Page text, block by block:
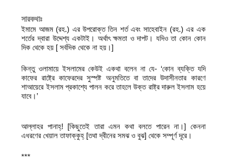
সারকথাঃ
ইমামে আজম (রহ.) এর উপরোক্ত তিন শর্ত এবং সাহেবাইন (রহ.) এর এক
শর্তের দ্বারা উদ্দেশ্য একটাই। অর্থাৎ ক্ষমতা ও দাপট। যদিও তা কোন কোন
দিক থেকে হয় [ সর্বদিক থেকে না হয়।]
কিন্তু ওলামায়ে ইসলামের কেউই একথা বলেন না যে- ‘কোন ব্যক্তি যদি
কাফের রাষ্ট্রে কাফেরদের সুস্পষ্ট অনুমতিতে বা তাদের উদাসীনতার কারণে
শাআয়েরে ইসলাম প্রকাশ্যে পালন করে তাহলে উক্ত রাষ্ট্র দারুল ইসলাম হয়ে
যাবে।’
আল্লাহর পানাহ্! [কিছুতেই তারা এমন কথা বলতে পারেন না।] কেননা
এধরণের খেয়াল তাফাক্কুহ্ [তথা দ্বীনের সমঝ ও বুঝ] থেকে সম্পূর্ণ দূরে।
***